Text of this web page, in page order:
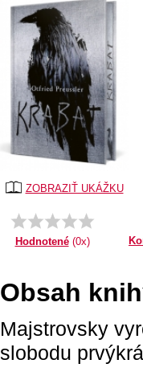
ZOBRAZIŤ UKÁŽKU
Hodnotené(0x)
Obsah
Majstrovsky
slobodu